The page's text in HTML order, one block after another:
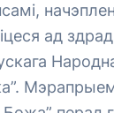
ад